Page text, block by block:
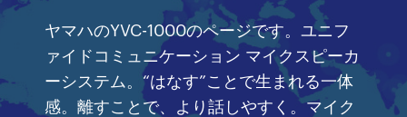
ヤマハのYVC-1000のページです。ユニフ
ァイドコミュニケーション マイクスピーカ
ーシステム。“はなす”ことで生まれる一体
感。離すことで、より話しやすく。マイク